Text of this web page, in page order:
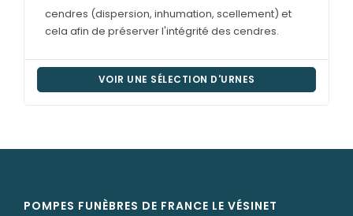
cendres (dispersion, inhumation, scellement) et
cela afin de préserver l'intégrité des cendres.
VOIR UNE SÉLECTION D'URNES
POMPES FUNÈBRES DE FRANCE LE VÉSINET